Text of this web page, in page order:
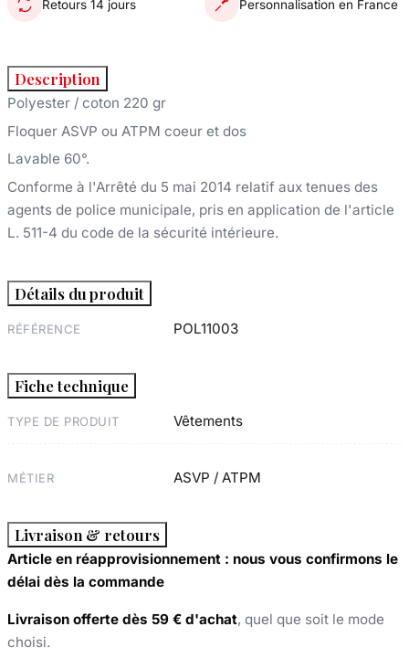
Retours 14 jours Personnalisation en France
Description
Polyester / coton 220 gr
Floquer ASVP ou ATPM coeur et dos
Lavable 60°.
Conforme à l'Arrêté du 5 mai 2014 relatif aux tenues des
agents de police municipale, pris en application de l'article
L. 511-4 du code de la sécurité intérieure.
Détails du produit
RÉFÉRENCE POL11003
Fiche technique
TYPE DE PRODUIT Vêtements
MÉTIER ASVP / ATPM
Livraison & retours
Article en réapprovisionnement : nous vous confirmons le
délai dès la commande
Livraison offerte dès 59 € d'achat, quel que soit le mode
choisi.